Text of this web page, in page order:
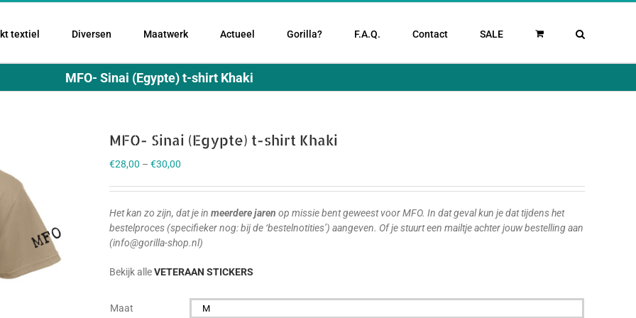
textiel Diversen Maatwerk Actueel Gorilla? F.A.Q. Contact SALE
MFO- Sinai (Egypte) t-shirt Khaki
MFO- Sinai (Egypte) t-shirt Khaki
€28,00 – €30,00
Het kan zo zijn, dat je in meerdere jaren op missie bent geweest voor MFO. In dat geval kun je dat tijdens het
bestelproces (specifieker nog: bij de ‘bestelnotities’) aangeven. Of je stuurt een mailtje achter jouw bestelling aan
(info@gorilla-shop.nl)
Bekijk alleVETERAAN STICKERS
Maat